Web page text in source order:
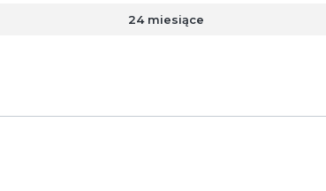
24 miesiące